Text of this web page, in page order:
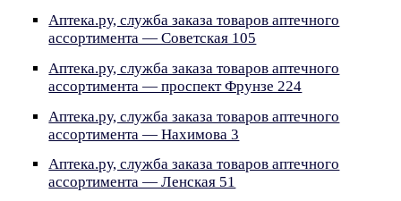
Аптека.ру, служба заказа товаров аптечного
ассортимента — Советская 105
Аптека.ру, служба заказа товаров аптечного
ассортимента — проспект Фрунзе 224
Аптека.ру, служба заказа товаров аптечного
ассортимента — Нахимова 3
Аптека.ру, служба заказа товаров аптечного
ассортимента — Ленская 51